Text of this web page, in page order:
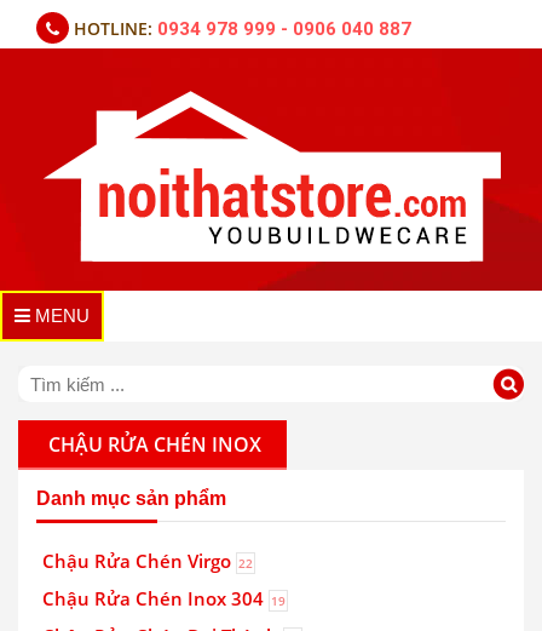
HOTLINE: 0934 978 999 - 0906 040 887
MENU
CHẬU RỬA CHÉN INOX
Danh mục sản phẩm
Chậu Rửa Chén Virgo 22
Chậu Rửa Chén Inox 304 19